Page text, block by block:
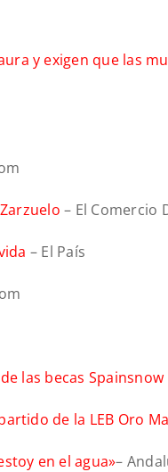
y exigen que las
Zarzuelo– El Comercio
– El País
las becas
de la LEB Oro
en el agua»–